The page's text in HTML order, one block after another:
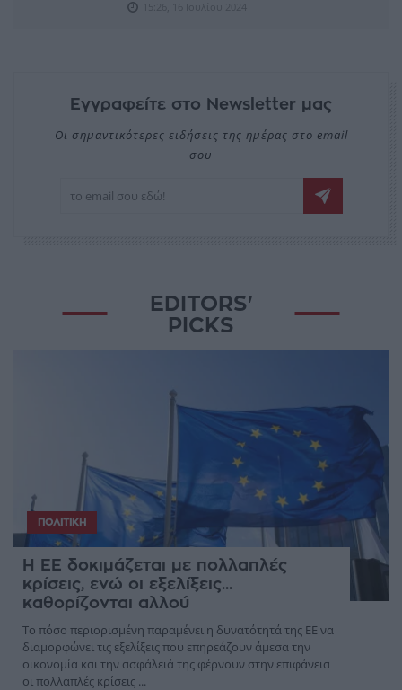
Εγγραφείτε στο Newsletter μας
Οι σημαντικότερες ειδήσεις της ημέρας στο email
σου
EDITORS'
PICKS
ΠΟΛΙΤΙΚΉ
Η ΕΕ δοκιμάζεται με πολλαπλές
κρίσεις, ενώ οι εξελίξεις...
καθορίζονται αλλού
Το πόσο περιορισμένη παραμένει η δυνατότητά της ΕΕ να
διαμορφώνει τις εξελίξεις που επηρεάζουν άμεσα την
οικονομία και την ασφάλειά της φέρνουν στην επιφάνεια
οι πολλαπλές κρίσεις ...